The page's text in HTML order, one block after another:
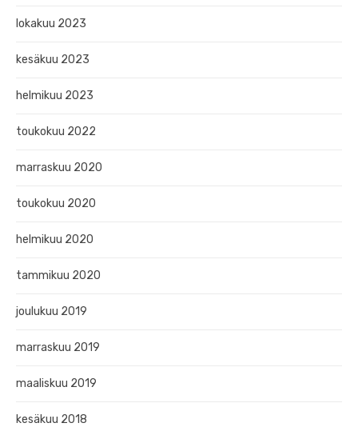
lokakuu 2023
kesäkuu 2023
helmikuu 2023
toukokuu 2022
marraskuu 2020
toukokuu 2020
helmikuu 2020
tammikuu 2020
joulukuu 2019
marraskuu 2019
maaliskuu 2019
kesäkuu 2018